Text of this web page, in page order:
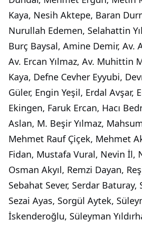
Kaya, Nesih Aktepe, Baran
Nurullah Edemen, Selahattin
Burç Baysal, Amine Demir, Av.
Av. Ercan Yılmaz, Av. Muhittin
Kaya, Defne Cevher Eyyubi,
Güler, Engin Yeşil, Erdal Avşar,
Ekingen, Faruk Ercan, Hacı
Aslan, M. Beşir Yılmaz,
Mehmet Rauf Çiçek, Mehmet
Fidan, Mustafa Vural, Nevin İl,
Osman Akyıl, Remzi Dayan,
Sebahat Sever, Serdar
Sezai Ayas, Sorgül Aytek,
İskenderoğlu, Süleyman